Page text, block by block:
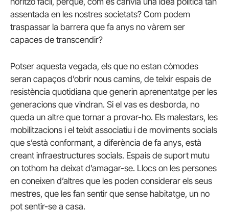
assentada en les nostres societats? Com podem
traspassar la barrera que fa anys no vàrem ser
capaces de transcendir?
Potser aquesta vegada, els que no estan còmodes
seran capaços d’obrir nous camins, de teixir espais de
resistència quotidiana que generin aprenentatge per les
generacions que vindran. Si el vas es desborda, no
queda un altre que tornar a provar-ho. Els malestars, les
mobilitzacions i el teixit associatiu i de moviments socials
que s’està conformant, a diferència de fa anys, està
creant infraestructures socials. Espais de suport mutu
on tothom ha deixat d’amagar-se. Llocs on les persones
en coneixen d’altres que les poden considerar els seus
mestres, que les fan sentir que sense habitatge, un no
pot sentir-se a casa.